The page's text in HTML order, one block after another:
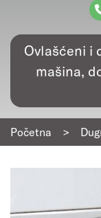
Ovlašćeni i
mašina,
Početna >